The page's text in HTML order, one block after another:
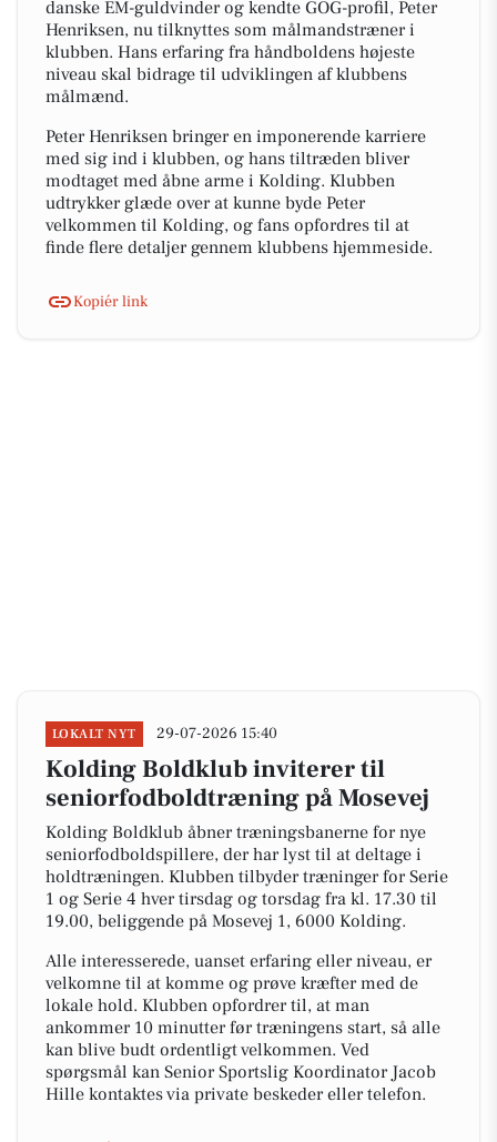
danske EM-guldvinder og kendte GOG-profil, Peter
Henriksen, nu tilknyttes som målmandstræner i
klubben. Hans erfaring fra håndboldens højeste
niveau skal bidrage til udviklingen af klubbens
målmænd.
Peter Henriksen bringer en imponerende karriere
med sig ind i klubben, og hans tiltræden bliver
modtaget med åbne arme i Kolding. Klubben
udtrykker glæde over at kunne byde Peter
velkommen til Kolding, og fans opfordres til at
finde flere detaljer gennem klubbens hjemmeside.
Kopiér link
LOKALT NYT 29-07-2026 15:40
Kolding Boldklub inviterer til
seniorfodboldtræning på Mosevej
Kolding Boldklub åbner træningsbanerne for nye
seniorfodboldspillere, der har lyst til at deltage i
holdtræningen. Klubben tilbyder træninger for Serie
1 og Serie 4 hver tirsdag og torsdag fra kl. 17.30 til
19.00, beliggende på Mosevej 1, 6000 Kolding.
Alle interesserede, uanset erfaring eller niveau, er
velkomne til at komme og prøve kræfter med de
lokale hold. Klubben opfordrer til, at man
ankommer 10 minutter før træningens start, så alle
kan blive budt ordentligt velkommen. Ved
spørgsmål kan Senior Sportslig Koordinator Jacob
Hille kontaktes via private beskeder eller telefon.